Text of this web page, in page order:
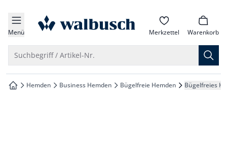
springen
springen
springen
springen
Menü zur Startseite Merkzettel Warenkorb
Suchbegriff / Artikel-Nr.
zur Startseite
Hemden Business Hemden Bügelfreie Hemden Bügelfreies